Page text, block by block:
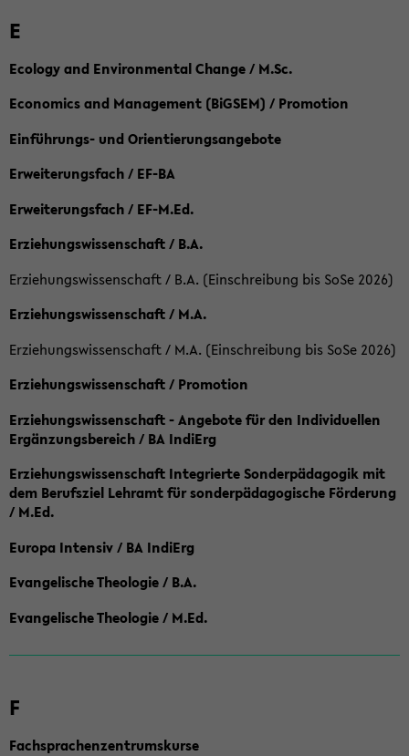
E
Ecology and Environmental Change / M.Sc.
Economics and Management (BiGSEM) / Promotion
Einführungs- und Orientierungsangebote
Erweiterungsfach / EF-BA
Erweiterungsfach / EF-M.Ed.
Erziehungswissenschaft / B.A.
Erziehungswissenschaft / B.A. (Einschreibung bis SoSe 2026)
Erziehungswissenschaft / M.A.
Erziehungswissenschaft / M.A. (Einschreibung bis SoSe 2026)
Erziehungswissenschaft / Promotion
Erziehungswissenschaft - Angebote für den Individuellen
Ergänzungsbereich / BA IndiErg
Erziehungswissenschaft Integrierte Sonderpädagogik mit
dem Berufsziel Lehramt für sonderpädagogische Förderung
/ M.Ed.
Europa Intensiv / BA IndiErg
Evangelische Theologie / B.A.
Evangelische Theologie / M.Ed.
F
Fachsprachenzentrumskurse